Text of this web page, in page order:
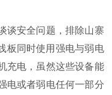
安全问题，排除山寨
板同时使用强电与弱电
充电，虽然这些设备能
电或者弱电任何一部分